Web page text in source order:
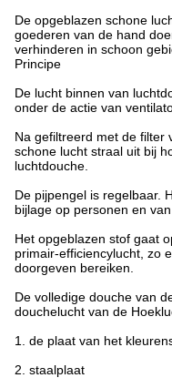
De opgeblazen schone
goederen van de hand
verhinderen in schoon
Principe
De lucht binnen van
onder de actie van
Na gefiltreerd met de filter
schone lucht straal uit bij
luchtdouche.
De pijpengel is regelbaar.
bijlage op personen en
Het opgeblazen stof gaat
primair-efficiencylucht, zo
doorgeven bereiken.
De volledige douche van
douchelucht van de
1. de plaat van het
2. staalplaat